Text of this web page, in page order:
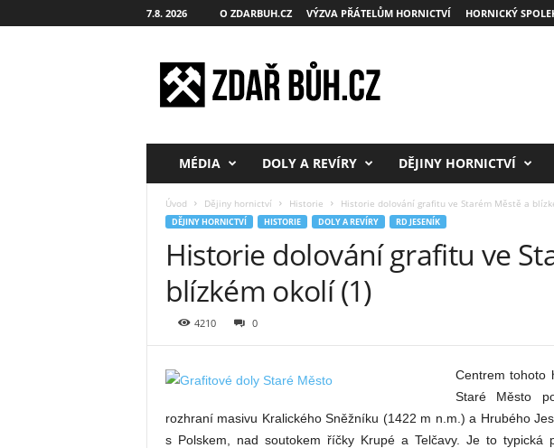
7.8. 2026 O ZDARBUH.CZ VÝZVA PŘÁTELŮM HORNICTVÍ HORNICKÝ
MÉDIA DOLY A REVÍRY DĚJINY HORNICTVÍ
Úvod Dějiny hornictví Historie Historie dolování grafitu ve Starém Městě a
DĚJINY HORNICTVÍ HISTORIE DOLY A REVÍRY RD JESENÍK
Historie dolování grafitu ve
blízkém okolí (1)
4210 0
Centrem tohoto
Staré Město
rozhraní masivu Kralického Sněžníku (1422 m n.m.) a Hrubého
s Polskem, nad soutokem říčky Krupé a Telčavy. Je to typická